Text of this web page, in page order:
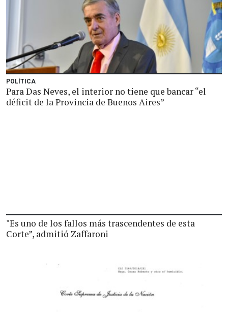
POLÍTICA
Para Das Neves, el interior no tiene que bancar “el
déficit de la Provincia de Buenos Aires”
"Es uno de los fallos más trascendentes de esta
Corte”, admitió Zaffaroni